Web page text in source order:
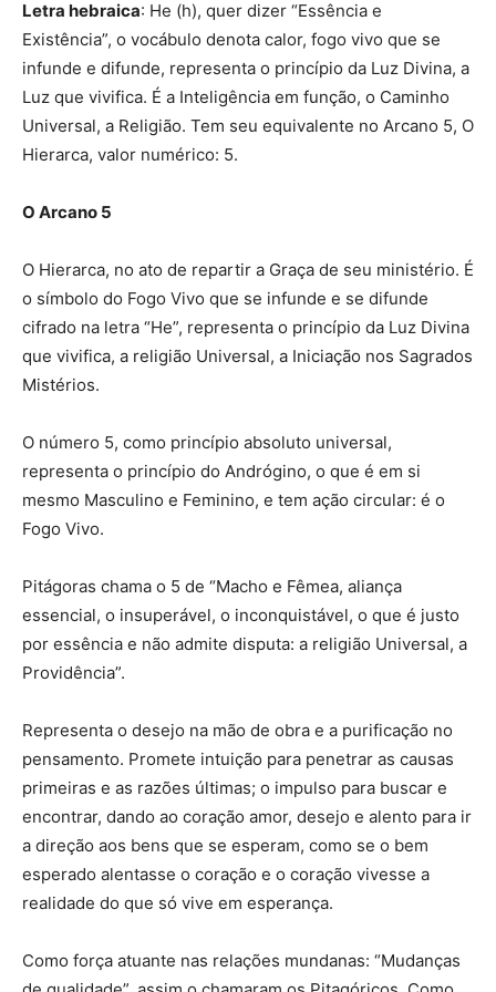
Letra hebraica: He (h), quer dizer “Essência e
Existência”, o vocábulo denota calor, fogo vivo que se
infunde e difunde, representa o princípio da Luz Divina, a
Luz que vivifica. É a Inteligência em função, o Caminho
Universal, a Religião. Tem seu equivalente no Arcano 5, O
Hierarca, valor numérico: 5.
O Arcano 5
O Hierarca, no ato de repartir a Graça de seu ministério. É
o símbolo do Fogo Vivo que se infunde e se difunde
cifrado na letra “He”, representa o princípio da Luz Divina
que vivifica, a religião Universal, a Iniciação nos Sagrados
Mistérios.
O número 5, como princípio absoluto universal,
representa o princípio do Andrógino, o que é em si
mesmo Masculino e Feminino, e tem ação circular: é o
Fogo Vivo.
Pitágoras chama o 5 de “Macho e Fêmea, aliança
essencial, o insuperável, o inconquistável, o que é justo
por essência e não admite disputa: a religião Universal, a
Providência”.
Representa o desejo na mão de obra e a purificação no
pensamento. Promete intuição para penetrar as causas
primeiras e as razões últimas; o impulso para buscar e
encontrar, dando ao coração amor, desejo e alento para ir
a direção aos bens que se esperam, como se o bem
esperado alentasse o coração e o coração vivesse a
realidade do que só vive em esperança.
Como força atuante nas relações mundanas: “Mudanças